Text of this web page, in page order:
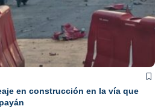
en construcción en la vía que